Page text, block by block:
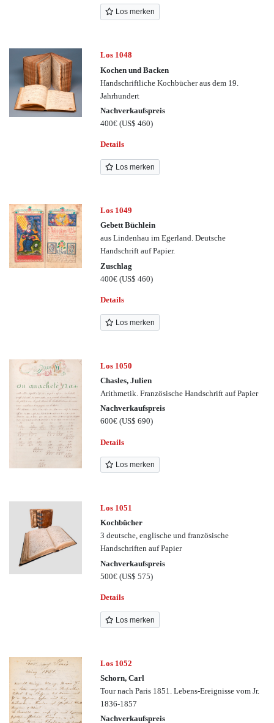
Los merken
Los 1048
Kochen und Backen
Handschriftliche Kochbücher aus dem 19.
Jahrhundert
Nachverkaufspreis
400€(US$ 460)
Details
Los merken
Los 1049
Gebett Büchlein
aus Lindenhau im Egerland. Deutsche
Handschrift auf Papier.
Zuschlag
400€(US$ 460)
Details
Los merken
Los 1050
Chasles, Julien
Arithmetik. Französische Handschrift auf Papier
Nachverkaufspreis
600€(US$ 690)
Details
Los merken
Los 1051
Kochbücher
3 deutsche, englische und französische
Handschriften auf Papier
Nachverkaufspreis
500€(US$ 575)
Details
Los merken
Los 1052
Schorn, Carl
Tour nach Paris 1851. Lebens-Ereignisse vom Jr.
1836-1857
Nachverkaufspreis